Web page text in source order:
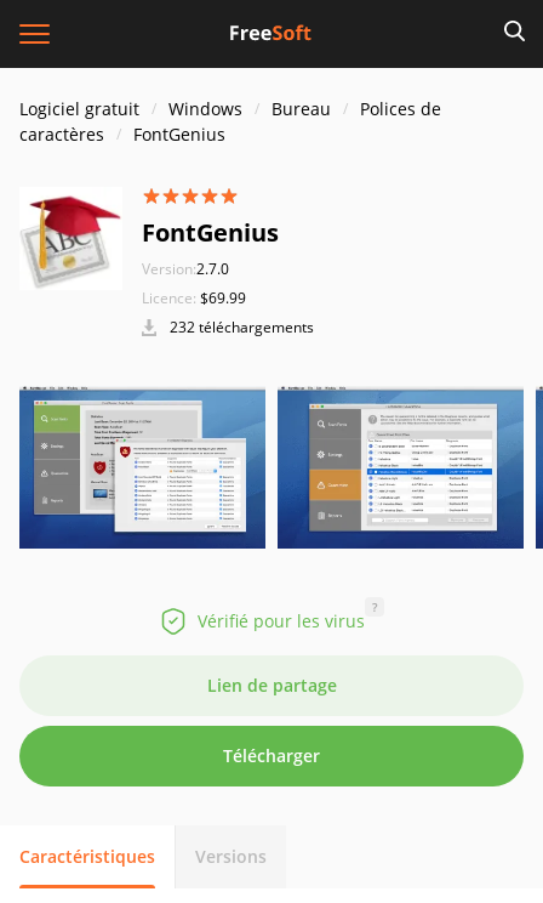
Logiciel gratuit Windows Bureau
Polices de
caractères
FontGenius
FontGenius
Version:2.7.0
Licence: $69.99
232 téléchargements
Vérifié pour les virus
?
Lien de partage
Télécharger
Caractéristiques Versions